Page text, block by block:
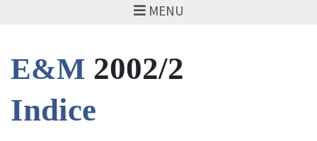
MENU
E&M 2002/2
Indice